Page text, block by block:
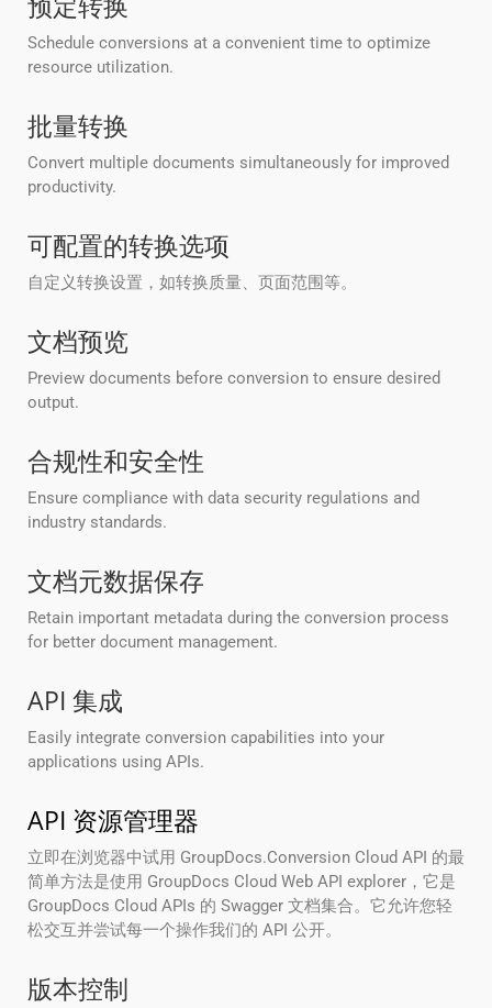
Schedule conversions at a convenient time to optimize
resource utilization.
批量转换
Convert multiple documents simultaneously for improved
productivity.
可配置的转换选项
自定义转换设置，如转换质量、页面范围等。
文档预览
Preview documents before conversion to ensure desired
output.
合规性和安全性
Ensure compliance with data security regulations and
industry standards.
文档元数据保存
Retain important metadata during the conversion process
for better document management.
API 集成
Easily integrate conversion capabilities into your
applications using APIs.
API 资源管理器
立即在浏览器中试用 GroupDocs.Conversion Cloud API 的最
简单方法是使用 GroupDocs Cloud Web API explorer，它是
GroupDocs Cloud APIs 的 Swagger 文档集合。它允许您轻
松交互并尝试每一个操作我们的 API 公开。
版本控制